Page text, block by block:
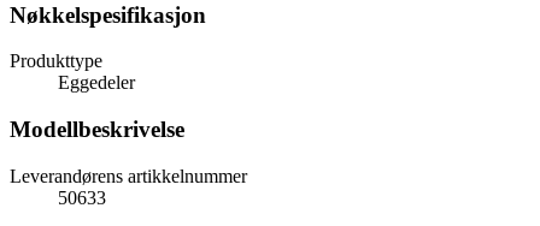
Nøkkelspesifikasjon
Produkttype
Eggedeler
Modellbeskrivelse
Leverandørens artikkelnummer
50633